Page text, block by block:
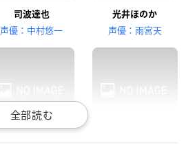
中原麻衣
市原鈴音
小笠原早紀
中条あずさ
司波達也
声優：中村悠一
光井ほのか
声優：雨宮天